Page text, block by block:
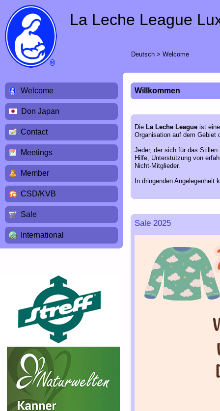
La Leche League
Deutsch > Welcome
Welcome
Don Japan
Contact
Meetings
Member
CSD/KVB
Sale
International
Willkommen
Die La Leche League ist
Organisation auf dem Gebiet
Jeder, der sich für das
Hilfe, Unterstützung von
Nicht-Mitglieder.
In dringenden
Sale 2025